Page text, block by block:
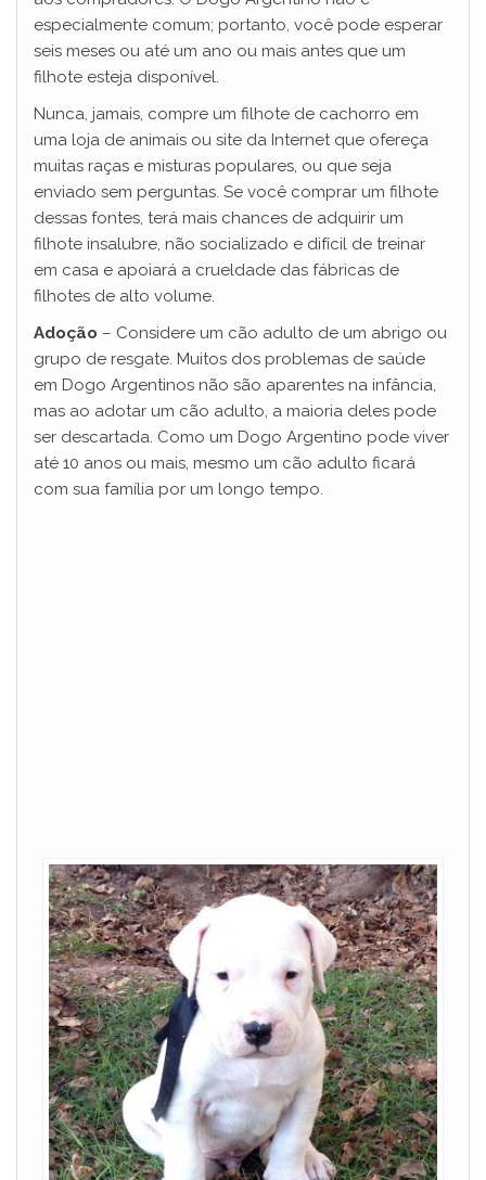
especialmente comum; portanto, você pode esperar
seis meses ou até um ano ou mais antes que um
filhote esteja disponível.
Nunca, jamais, compre um filhote de cachorro em
uma loja de animais ou site da Internet que ofereça
muitas raças e misturas populares, ou que seja
enviado sem perguntas. Se você comprar um filhote
dessas fontes, terá mais chances de adquirir um
filhote insalubre, não socializado e difícil de treinar
em casa e apoiará a crueldade das fábricas de
filhotes de alto volume.
Adoção – Considere um cão adulto de um abrigo ou
grupo de resgate. Muitos dos problemas de saúde
em Dogo Argentinos não são aparentes na infância,
mas ao adotar um cão adulto, a maioria deles pode
ser descartada. Como um Dogo Argentino pode viver
até 10 anos ou mais, mesmo um cão adulto ficará
com sua família por um longo tempo.